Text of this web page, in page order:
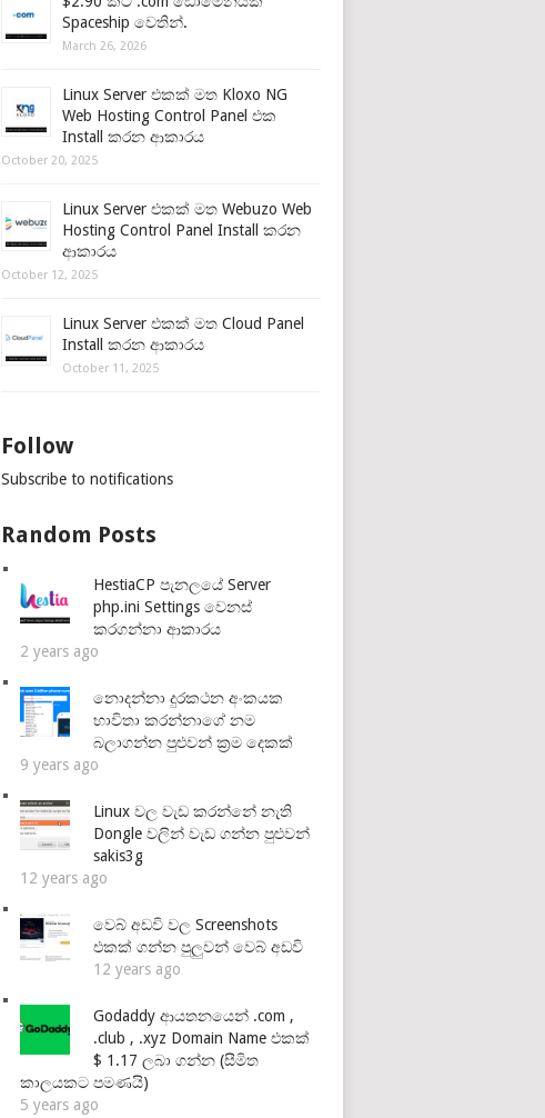
Spaceship වෙතින්.
March 26, 2026
Linux Server එකක් මත Kloxo NG
Web Hosting Control Panel එක
Install කරන ආකාරය
October 20, 2025
Linux Server එකක් මත Webuzo Web
Hosting Control Panel Install කරන
ආකාරය
October 12, 2025
Linux Server එකක් මත Cloud Panel
Install කරන ආකාරය
October 11, 2025
Follow
Subscribe to notifications
Random Posts
HestiaCP පැනලයේ Server
php.ini Settings වෙනස්
කරගන්නා ආකාරය
2 years ago
නොදන්නා දුරකථන අංකයක
භාවිතා කරන්නාගේ නම
බලාගන්න පුළුවන් ක්‍රම දෙකක්
9 years ago
Linux වල වැඩ කරන්නේ නැති
Dongle වලින් වැඩ ගන්න පුළුවන්
sakis3g
12 years ago
වෙබ් අඩවි වල Screenshots
එකක් ගන්න පුලුවන් වෙබ් අඩවි
12 years ago
Godaddy ආයතනයෙන් .com ,
.club , .xyz Domain Name එකක්
$ 1.17 ලබා ගන්න (සීමිත
කාලයකට පමණයි)
5 years ago